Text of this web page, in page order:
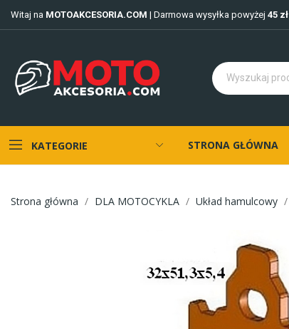
Witaj na MOTOAKCESORIA.COM | Darmowa wysyłka powyżej 45 zł
KATEGORIE STRONA GŁÓWNA
Strona główna DLA MOTOCYKLA Układ hamulcowy